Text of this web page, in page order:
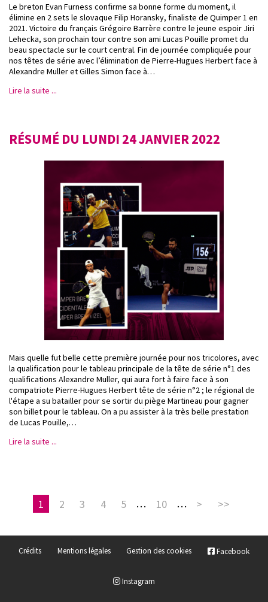
Le breton Evan Furness confirme sa bonne forme du moment, il
élimine en 2 sets le slovaque Filip Horansky, finaliste de Quimper 1 en
2021. Victoire du français Grégoire Barrère contre le jeune espoir Jiri
Lehecka, son prochain tour contre son ami Lucas Pouille promet du
beau spectacle sur le court central. Fin de journée compliquée pour
nos têtes de série avec l’élimination de Pierre-Hugues Herbert face à
Alexandre Muller et Gilles Simon face à…
Lire la suite ...
RÉSUMÉ DU LUNDI 24 JANVIER 2022
Mais quelle fut belle cette première journée pour nos tricolores, avec
la qualification pour le tableau principale de la tête de série n°1 des
qualifications Alexandre Muller, qui aura fort à faire face à son
compatriote Pierre-Hugues Herbert tête de série n°2 ; le régional de
l'étape a su batailler pour se sortir du piège Martineau pour gagner
son billet pour le tableau. On a pu assister à la très belle prestation
de Lucas Pouille,…
Lire la suite ...
1 2 3 4 5 … 10 … > >>
Crédits Mentions légales Gestion des cookies Facebook
Instagram